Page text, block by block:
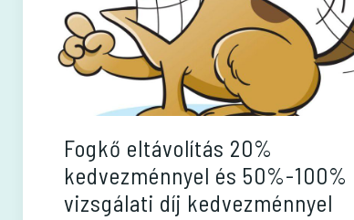
Fogkő eltávolítás 20%
kedvezménnyel és 50%-100%
vizsgálati díj kedvezménnyel